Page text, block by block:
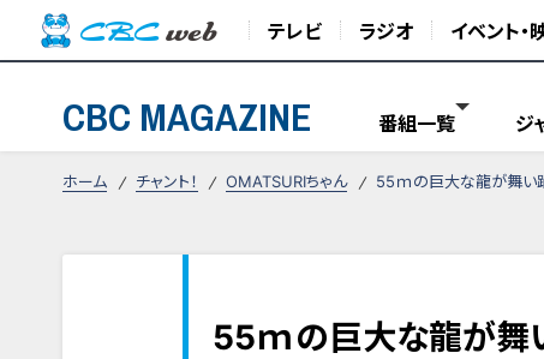
テレビ ラジオ イベント・
CBC MAGAZINE 番組一覧 ジ
ホーム チャント！ OMATSURIちゃん 55ｍの巨大な龍が舞い踊
55ｍの巨大な龍が舞